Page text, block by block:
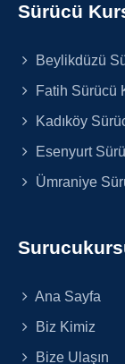
Sürücü
Beylikdüzü
Fatih Sürücü
Kadıköy
Esenyurt
Ümraniye
Ana Sayfa
Biz Kimiz
Bize Ulaşın